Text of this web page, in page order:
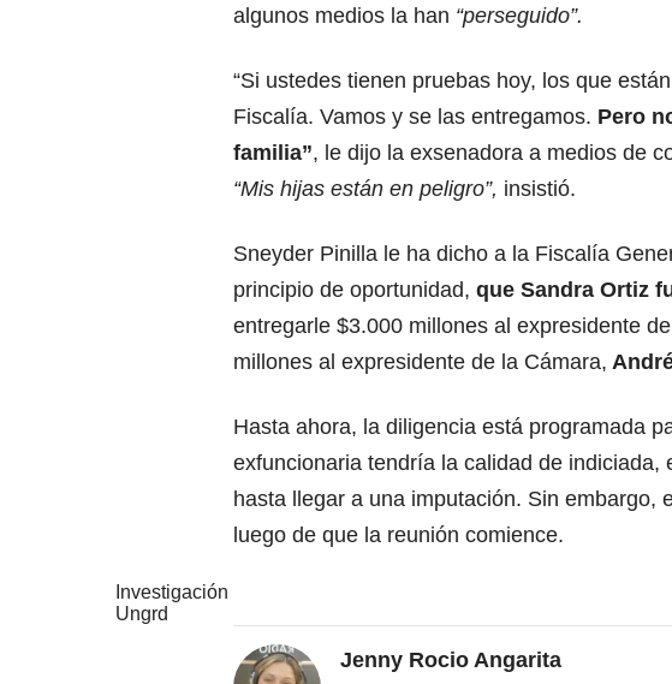
algunos medios la han “perseguido”.
“Si ustedes tienen pruebas hoy, los que
Fiscalía. Vamos y se las entregamos. Pero
familia”, le dijo la exsenadora a medios de
“Mis hijas están en peligro”, insistió.
Sneyder Pinilla le ha dicho a la Fiscalía
principio de oportunidad, que Sandra Ortiz
entregarle $3.000 millones al expresidente
millones al expresidente de la Cámara,
Hasta ahora, la diligencia está programada
exfuncionaria tendría la calidad de indiciada,
hasta llegar a una imputación. Sin embargo,
luego de que la reunión comience.
Investigación
Ungrd
Jenny Rocio Angarita